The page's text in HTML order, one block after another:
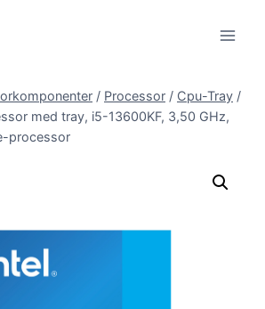
/ Processor / Cpu-Tray /
med tray, i5-13600KF, 3,50 GHz,
processor